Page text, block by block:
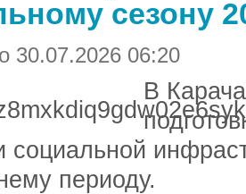
сезону
30.07.2026 06:20
В
социальной
периоду.